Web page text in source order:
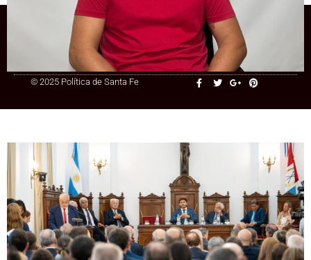
+54 9 3415 41-3086
© 2025 Política de Santa Fe